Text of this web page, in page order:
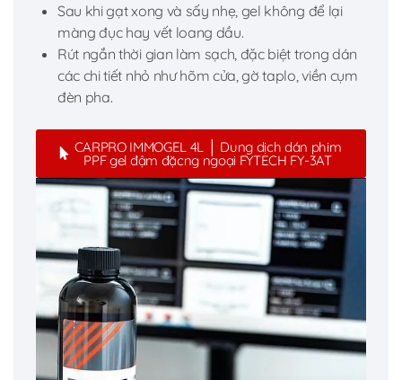
Sau khi gạt xong và sấy nhẹ, gel không để lại
màng đục hay vết loang dầu.
Rút ngắn thời gian làm sạch, đặc biệt trong dán
các chi tiết nhỏ như hõm cửa, gờ taplo, viền cụm
đèn pha.
CARPRO IMMOGEL 4L │ Dung dịch dán phim
PPF gel đậm đặcng ngoại FYTECH FY-3AT